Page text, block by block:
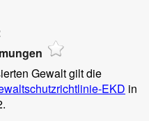
Gewalt gilt die
EKD in